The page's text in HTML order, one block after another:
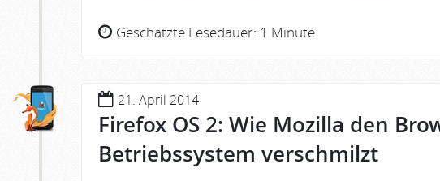
Geschätzte Lesedauer: 1 Minute
21. April 2014
Firefox OS 2: Wie Mozilla den
Betriebssystem verschmilzt